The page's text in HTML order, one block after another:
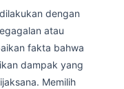
dengan
atau
fakta bahwa
dampak yang
Memilih